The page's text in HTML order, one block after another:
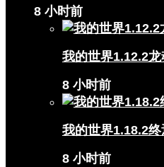
8 小时前
我的世界1.12.2
8 小时前
我的世界1.18.2
8 小时前